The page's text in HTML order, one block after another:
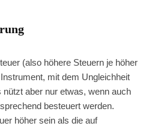
(also höhere Steuern je höher
mit dem Ungleichheit
aber nur etwas, wenn auch
besteuert werden.
höher sein als die auf